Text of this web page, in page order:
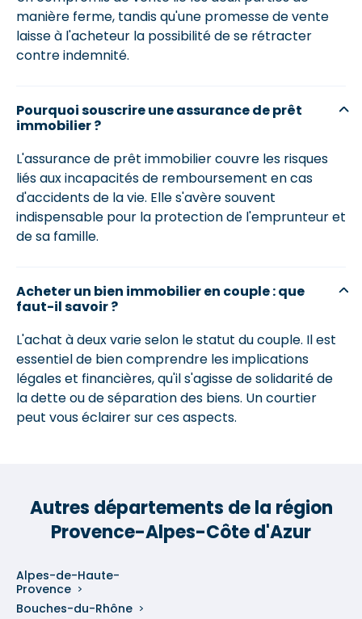
manière ferme, tandis qu'une promesse de vente
laisse à l'acheteur la possibilité de se rétracter
contre indemnité.
Pourquoi souscrire une assurance de prêt
immobilier ?
L'assurance de prêt immobilier couvre les risques
liés aux incapacités de remboursement en cas
d'accidents de la vie. Elle s'avère souvent
indispensable pour la protection de l'emprunteur et
de sa famille.
Acheter un bien immobilier en couple : que
faut-il savoir ?
L'achat à deux varie selon le statut du couple. Il est
essentiel de bien comprendre les implications
légales et financières, qu'il s'agisse de solidarité de
la dette ou de séparation des biens. Un courtier
peut vous éclairer sur ces aspects.
Autres départements de la région
Provence-Alpes-Côte d'Azur
Alpes-de-Haute-
Provence
Bouches-du-Rhône